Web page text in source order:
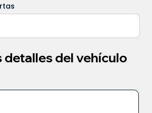
detalles del vehículo